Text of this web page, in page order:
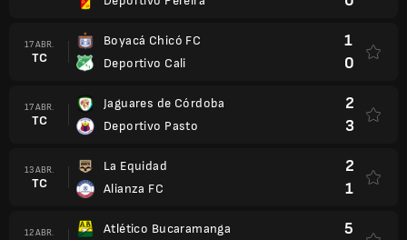
17 ABR.
TC
Boyacá Chicó FC
Deportivo Cali
1
0
17 ABR.
TC
Jaguares de Córdoba
Deportivo Pasto
2
3
13 ABR.
TC
La Equidad
Alianza FC
2
1
12 ABR.
Atlético Bucaramanga
5